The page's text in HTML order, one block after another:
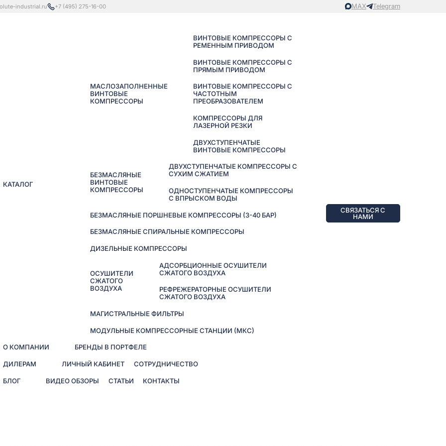
industrial.ru +7 (495) 275-16-00 MAX Telegram
КАТАЛОГ
МАСЛОЗАПОЛНЕННЫЕ
ВИНТОВЫЕ
КОМПРЕССОРЫ
ВИНТОВЫЕ КОМПРЕССОРЫ С
РЕМЕННЫМ ПРИВОДОМ
ВИНТОВЫЕ КОМПРЕССОРЫ С
ПРЯМЫМ ПРИВОДОМ
ВИНТОВЫЕ КОМПРЕССОРЫ С
ЧАСТОТНЫМ
ПРЕОБРАЗОВАТЕЛЕМ
КОМПРЕССОРЫ ДЛЯ
ЛАЗЕРНОЙ РЕЗКИ
ДВУХСТУПЕНЧАТЫЕ
ВИНТОВЫЕ КОМПРЕССОРЫ
БЕЗМАСЛЯНЫЕ
ВИНТОВЫЕ
КОМПРЕССОРЫ
ДВУХСТУПЕНЧАТЫЕ КОМПРЕССОРЫ С
СУХИМ СЖАТИЕМ
ОДНОСТУПЕНЧАТЫЕ КОМПРЕССОРЫ
С ВПРЫСКОМ ВОДЫ
БЕЗМАСЛЯНЫЕ ПОРШНЕВЫЕ КОМПРЕССОРЫ (3-40 БАР)
БЕЗМАСЛЯНЫЕ СПИРАЛЬНЫЕ КОМПРЕССОРЫ
ДИЗЕЛЬНЫЕ КОМПРЕССОРЫ
ОСУШИТЕЛИ
СЖАТОГО
ВОЗДУХА
АДСОРБЦИОННЫЕ ОСУШИТЕЛИ
СЖАТОГО ВОЗДУХА
РЕФРЕЖЕРАТОРНЫЕ ОСУШИТЕЛИ
СЖАТОГО ВОЗДУХА
МАГИСТРАЛЬНЫЕ ФИЛЬТРЫ
МОДУЛЬНЫЕ КОМПРЕССОРНЫЕ СТАНЦИИ (МКС)
О КОМПАНИИ БРЕНДЫ В ПОРТФЕЛЕ
ДИЛЕРАМ ЛИЧНЫЙ КАБИНЕТ СОТРУДНИЧЕСТВО
БЛОГ ВИДЕО ОБЗОРЫ СТАТЬИ КОНТАКТЫ
СВЯЗАТЬСЯ С
НАМИ